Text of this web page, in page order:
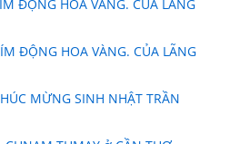
ĐỘNG HOA VÀNG. CỦA LÃNG
ĐỘNG HOA VÀNG. CỦA LÃNG
MỪNG SINH NHẬT TRẦN